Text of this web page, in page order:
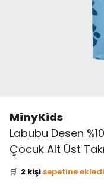
MinyKids
Labubu Desen
Çocuk Alt Üst
👀 Şu an 4 kişiinceliyor!
⭐️
🛒 2 kişi sepetine